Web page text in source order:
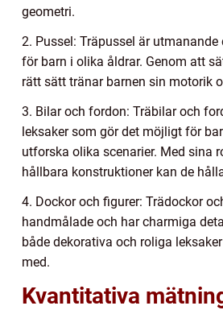
geometri.
2. Pussel: Träpussel är
för barn i olika åldrar. Genom att
rätt sätt tränar barnen sin motorik
3. Bilar och fordon: Träbilar och
leksaker som gör det möjligt för
utforska olika scenarier. Med sina
hållbara konstruktioner kan de
4. Dockor och figurer: Trädockor
handmålade och har charmiga
både dekorativa och roliga
med.
Kvantitativa